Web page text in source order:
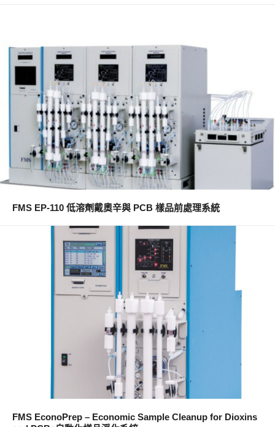
FMS EP-110 低溶劑戴奧辛與 PCB 樣品前處理系統
FMS EconoPrep – Economic Sample Cleanup for Dioxins